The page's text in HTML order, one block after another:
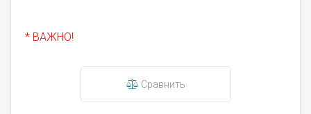
* ВАЖНО!
Сравнить